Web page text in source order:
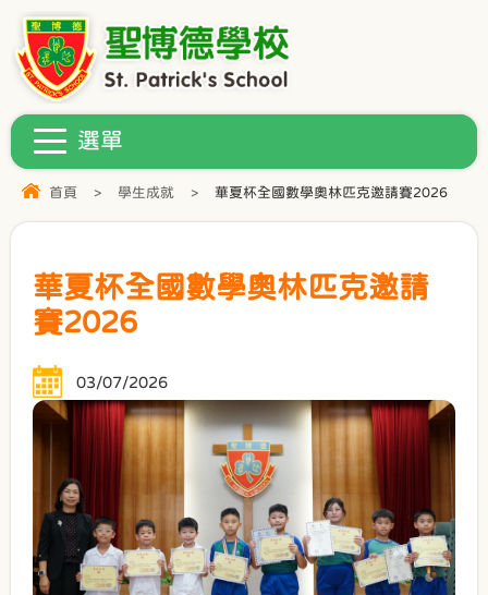
首頁 > 學生成就 > 華夏杯全國數學奧林匹克邀請賽2026
華夏杯全國數學奧林匹克邀請
賽2026
03/07/2026